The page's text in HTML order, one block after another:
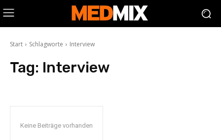
Start Schlagworte Interview
Tag: Interview
Keine Beiträge vorhanden